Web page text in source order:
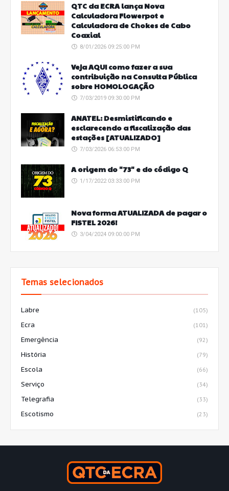
QTC da ECRA lança Nova
Calculadora Flowerpot e
Calculadora de Chokes de Cabo
Coaxial
8/01/2026 09:25:00 PM
Veja AQUI como fazer a sua
contribuição na Consulta Pública
sobre HOMOLOGAÇÃO
7/03/2019 09:30:00 PM
ANATEL: Desmistificando e
esclarecendo a fiscalização das
estações [ATUALIZADO]
7/03/2026 06:53:00 PM
A origem do "73" e do código Q
1/17/2022 03:33:00 PM
Nova forma ATUALIZADA de pagar o
FISTEL 2026!
3/04/2024 09:00:00 PM
Temas selecionados
Labre (105)
Ecra (101)
Emergência (92)
História (79)
Escola (66)
Serviço (34)
Telegrafia (33)
Escotismo (23)